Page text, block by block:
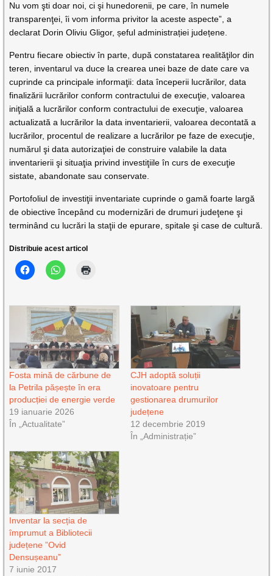
Nu vom şti doar noi, ci şi hunedorenii, pe care, în numele
transparenţei, îi vom informa privitor la aceste aspecte”, a
declarat Dorin Oliviu Gligor, șeful administrației județene.
Pentru fiecare obiectiv în parte, după constatarea realităţilor din
teren, inventarul va duce la crearea unei baze de date care va
cuprinde ca principale informaţii: data începerii lucrărilor, data
finalizării lucrărilor conform contractului de execuţie, valoarea
iniţială a lucrărilor conform contractului de execuţie, valoarea
actualizată a lucrărilor la data inventarierii, valoarea decontată a
lucrărilor, procentul de realizare a lucrărilor pe faze de execuţie,
numărul şi data autorizaţiei de construire valabile la data
inventarierii şi situaţia privind investiţiile în curs de execuţie
sistate, abandonate sau conservate.
Portofoliul de investiţii inventariate cuprinde o gamă foarte largă
de obiective începând cu modernizări de drumuri judeţene şi
terminând cu lucrări la staţii de epurare, spitale şi case de cultură.
Distribuie acest articol
Fosta mină de cărbune de
la Petrila pășește în era
producției de energie verde
19 ianuarie 2026
În „Actualitate”
CJH adoptă soluții
inovatoare pentru
gestionarea drumurilor
județene
12 decembrie 2019
În „Administrație”
Inventar la secția de
împrumut a Bibliotecii
județene ”Ovid
Densușeanu”
7 iunie 2017